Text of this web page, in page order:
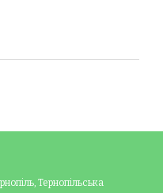
Тернопільська